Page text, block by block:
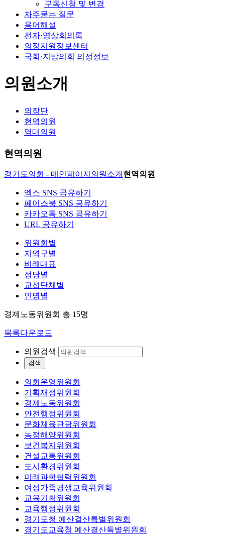
구독신청 및 변경
자주묻는 질문
용어해설
전자·영상회의록
의정지원정보센터
국회·지방의회 의정정보
의원소개
의장단
현역의원
역대의원
현역의원
경기도의회 - 메인페이지 의원소개 현역의원
엑스 SNS 공유하기
페이스북 SNS 공유하기
카카오톡 SNS 공유하기
URL 공유하기
위원회별
지역구별
비례대표
정당별
교섭단체별
인명별
경제노동위원회 총 15명
목록다운로드
의원검색
검색
의회운영위원회
기획재정위원회
경제노동위원회
안전행정위원회
문화체육관광위원회
농정해양위원회
보건복지위원회
건설교통위원회
도시환경위원회
미래과학협력위원회
여성가족평생교육위원회
교육기획위원회
교육행정위원회
경기도청 예산결산특별위원회
경기도교육청 예산결산특별위원회